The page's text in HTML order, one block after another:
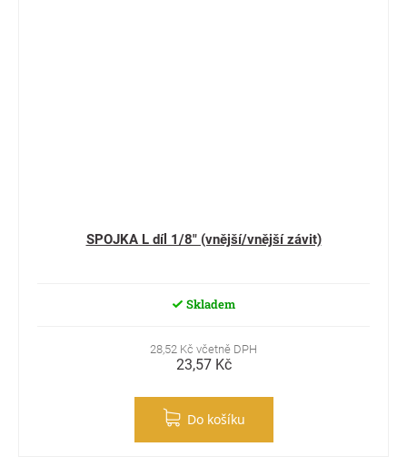
SPOJKA L díl 1/8" (vnější/vnější závit)
Skladem
28,52 Kč včetně DPH
23,57 Kč
Do košíku